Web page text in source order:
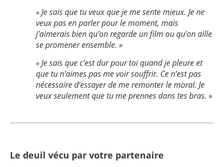
« Je sais que tu veux que je me sente mieux. Je ne
veux pas en parler pour le moment, mais
j’aimerais bien qu’on regarde un film ou qu’on aille
se promener ensemble. »
« Je sais que c’est dur pour toi quand je pleure et
que tu n’aimes pas me voir souffrir. Ce n’est pas
nécessaire d’essayer de me remonter le moral. Je
veux seulement que tu me prennes dans tes bras. »
Le deuil vécu par votre partenaire